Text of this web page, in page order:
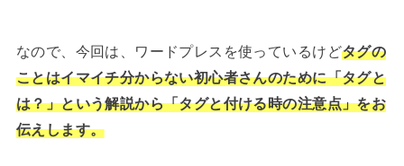
なので、今回は、ワードプレスを使っているけどタグの
ことはイマイチ分からない初心者さんのために「タグと
は？」という解説から「タグと付ける時の注意点」をお
伝えします。